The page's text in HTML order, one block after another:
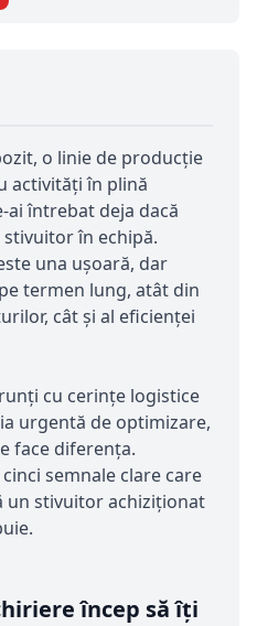
o linie de producție
activități în plină
ai întrebat deja dacă
în echipă.
una ușoară, dar
termen lung, atât din
cât și al eficienței
cu cerințe logistice
urgentă de optimizare,
face diferența.
semnale clare care
un stivuitor achiziționat
încep să îți